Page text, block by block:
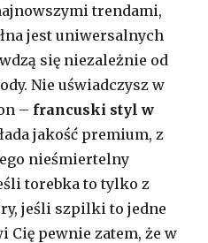
trendami,
jest uniwersalnych
się niezależnie od
Nie uświadczysz w
– francuski styl w
jakość premium, z
nieśmiertelny
torebka to tylko z
jeśli szpilki to jedne
pewnie zatem, że w